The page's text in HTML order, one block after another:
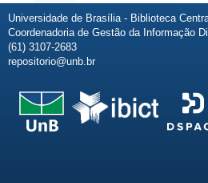
Universidade de Brasília - Biblioteca
Coordenadoria de Gestão da Informação
(61) 3107-2683
repositorio@unb.br